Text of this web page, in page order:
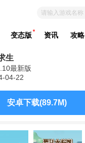
请输入游戏名称
变态版 资讯 攻略
生
最新版
04-22
安卓下载(89.7M)